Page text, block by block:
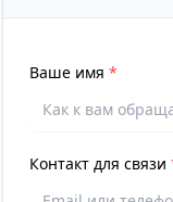
Ваше имя *
Контакт для связи